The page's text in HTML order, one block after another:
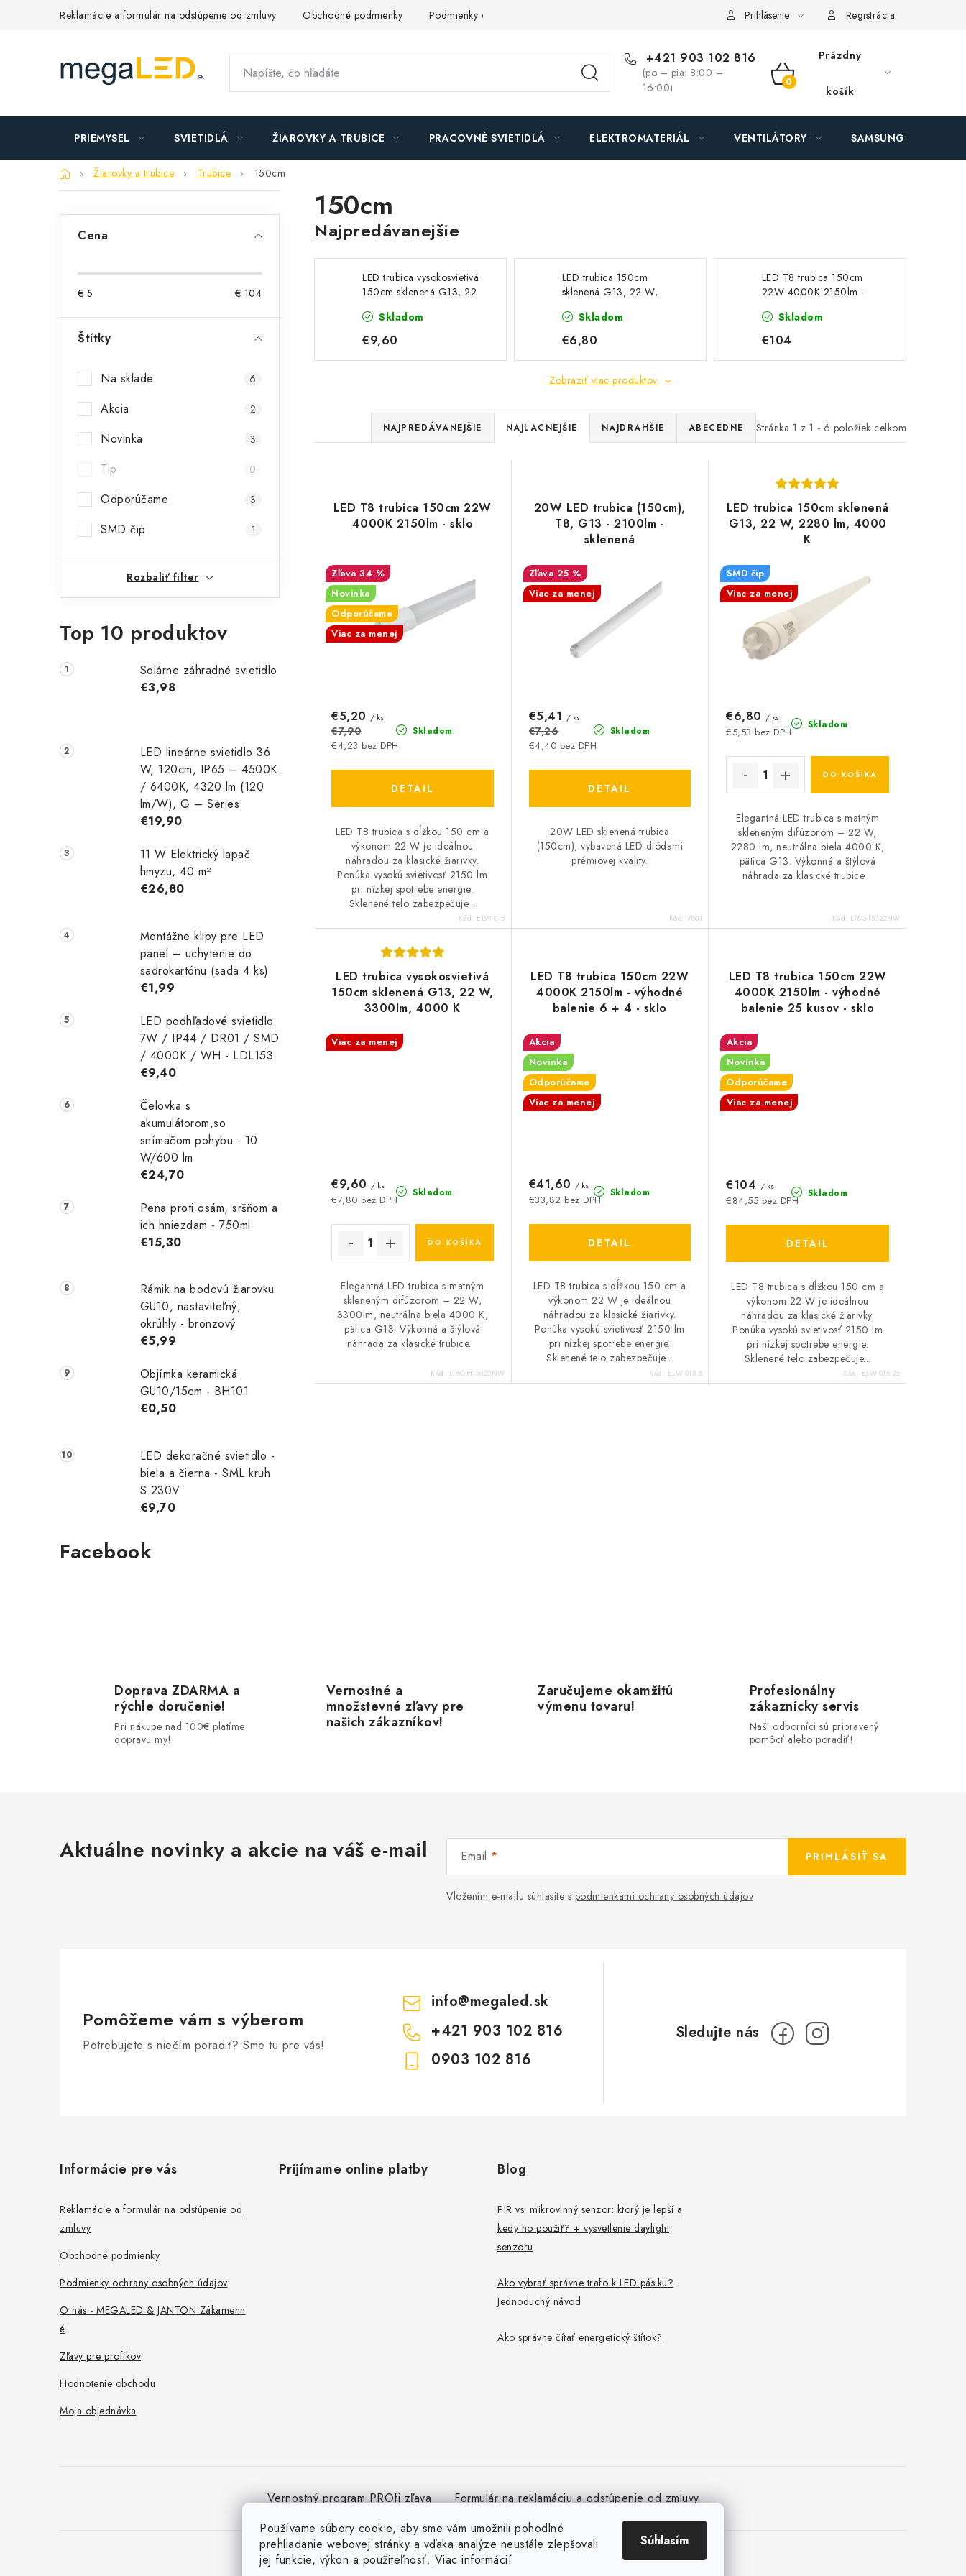
Používame súbory cookie, aby sme vám umožnili pohodlné
prehliadanie webovej stránky a vďaka analýze neustále zlepšovali
jej funkcie, výkon a použiteľnosť. Viac informácií
Súhlasím
Reklamácie a formulár na odstúpenie od zmluvy Obchodné podmienky Podmienky ochrany osobných údajov O nás - MEGALED & JANTON Zákamenné Zľavy pre profíkov
Prihlásenie Registrácia
+421 903 102 816
(po – pia: 8:00 –
16:00)
NÁKUPNÝ
KOŠÍK
Prázdny
košík
PRIEMYSEL SVIETIDLÁ ŽIAROVKY A TRUBICE PRACOVNÉ SVIETIDLÁ ELEKTROMATERIÁL VENTILÁTORY SAMSUNG SVIETIDLÁ
DomovŽiarovky a trubice Trubice 150cm
B
ý
Cena
€ 5 € 104
Štítky
Na sklade 6
Akcia 2
Novinka 3
Tip 0
Odporúčame 3
SMD čip 1
Rozbaliť filter
Top 10 produktov
Solárne záhradné svietidlo
€3,98
LED lineárne svietidlo 36
W, 120cm, IP65 – 4500K
/ 6400K, 4320 lm (120
lm/W), G – Series
€19,90
11 W Elektrický lapač
hmyzu, 40 m²
€26,80
Montážne klipy pre LED
panel – uchytenie do
sadrokartónu (sada 4 ks)
€1,99
LED podhľadové svietidlo
7W / IP44 / DR01 / SMD
/ 4000K / WH - LDL153
€9,40
Čelovka s
akumulátorom,so
snímačom pohybu - 10
W/600 lm
€24,70
Pena proti osám, sršňom a
ich hniezdam - 750ml
€15,30
Rámik na bodovú žiarovku
GU10, nastaviteľný,
okrúhly - bronzový
€5,99
Objímka keramická
GU10/15cm - BH101
€0,50
LED dekoračné svietidlo -
biela a čierna - SML kruh
S 230V
€9,70
Facebook
150cm
Najpredávanejšie
LED trubica vysokosvietivá
150cm sklenená G13, 22
Skladom
€9,60
LED trubica 150cm
sklenená G13, 22 W,
Skladom
€6,80
LED T8 trubica 150cm
22W 4000K 2150lm -
- skloSkladom
€104
Zobraziť viac produktov
Stránka 1 z 1 - 6 položiek celkom
R
a
e
n
i
e
p
r
u
k
t
o
v
NAJPREDÁVANEJŠIE NAJLACNEJŠIE NAJDRAHŠIE ABECEDNE
p
LED T8 trubica 150cm 22W
4000K 2150lm - sklo
34 %
Novinka
Odporúčame
Viac za menej
Skladom
€4,23 bez DPH
€5,20 / ks
€7,90
DETAIL
LED T8 trubica s dĺžkou 150 cm a
výkonom 22 W je ideálnou
náhradou za klasické žiarivky.
Ponúka vysokú svietivosť 2150 lm
pri nízkej spotrebe energie.
Sklenené telo zabezpečuje...
Kód: ELW-015
20W LED trubica (150cm),
T8, G13 - 2100lm -
sklenená
25 %
Viac za menej
Skladom
€4,40 bez DPH
€5,41 / ks
€7,26
DETAIL
20W LED sklenená trubica
(150cm), vybavená LED diódami
prémiovej kvality.
Kód:7801
LED trubica 150cm sklenená
G13, 22 W, 2280 lm, 4000
K
SMD čip
Viac za menej
Skladom
€5,53 bez DPH
€6,80 / ks
DO KOŠÍKA
Elegantná LED trubica s matným
skleneným difúzorom – 22 W,
2280 lm, neutrálna biela 4000 K,
pätica G13. Výkonná a štýlová
náhrada za klasické trubice.
Kód: LT8G15022NW
LED trubica vysokosvietivá
150cm sklenená G13, 22 W,
3300lm, 4000 K
Viac za menej
Skladom
€7,80 bez DPH
€9,60 / ks
DO KOŠÍKA
Elegantná LED trubica s matným
skleneným difúzorom – 22 W,
3300lm, neutrálna biela 4000 K,
pätica G13. Výkonná a štýlová
náhrada za klasické trubice.
Kód: LT8GH15022NW
LED T8 trubica 150cm 22W
4000K 2150lm - výhodné
balenie 6 + 4 - sklo
Akcia
Novinka
Odporúčame
Viac za menej
Skladom
€33,82 bez DPH
€41,60 / ks
DETAIL
LED T8 trubica s dĺžkou 150 cm a
výkonom 22 W je ideálnou
náhradou za klasické žiarivky.
Ponúka vysokú svietivosť 2150 lm
pri nízkej spotrebe energie.
Sklenené telo zabezpečuje...
Kód: ELW-015.6
LED T8 trubica 150cm 22W
4000K 2150lm - výhodné
balenie 25 kusov - sklo
Akcia
Novinka
Odporúčame
Viac za menej
Skladom
€84,55 bez DPH
€104 / ks
DETAIL
LED T8 trubica s dĺžkou 150 cm a
výkonom 22 W je ideálnou
náhradou za klasické žiarivky.
Ponúka vysokú svietivosť 2150 lm
pri nízkej spotrebe energie.
Sklenené telo zabezpečuje...
Kód: ELW-015.25
i
Doprava ZDARMA a
rýchle doručenie!
Pri nákupe nad 100€ platíme
dopravu my!
Vernostné a
množstevné zľavy pre
našich zákazníkov!
Zaručujeme okamžitú
výmenu tovaru!
Profesionálny
zákaznícky servis
Naši odborníci sú pripravený
pomôcť alebo poradiť!
Aktuálne novinky a akcie na váš e-mail Email
Vložením e-mailu súhlasíte s podmienkami ochrany osobných údajov
PRIHLÁSIŤ SA
Pomôžeme vám s výberom
Potrebujete s niečím poradiť? Sme tu pre vás!
info@megaled.sk
+421 903 102 816
0903 102 816
Informácie pre vás
Reklamácie a formulár na odstúpenie od
zmluvy
Obchodné podmienky
Podmienky ochrany osobných údajov
O nás - MEGALED & JANTON Zákamenn
é
Zľavy pre profíkov
Hodnotenie obchodu
Moja objednávka
Prijímame online platby Blog
PIR vs. mikrovlnný senzor: ktorý je lepší a
kedy ho použiť? + vysvetlenie daylight
senzoru
Ako vybrať správne trafo k LED pásiku?
Jednoduchý návod
Ako správne čítať energetický štítok?
Vernostný program PROfi zľava Formulár na reklamáciu a odstúpenie od zmluvy
Copyright 2026megaLED.sk. Všetky práva vyhradené.